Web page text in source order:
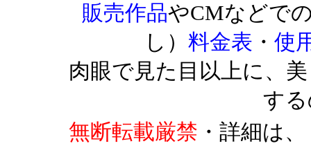
販売作品やCMなどで
し） 料金表 ・ 使
肉眼で見た目以上に、
す
無断転載厳禁 ・詳細は